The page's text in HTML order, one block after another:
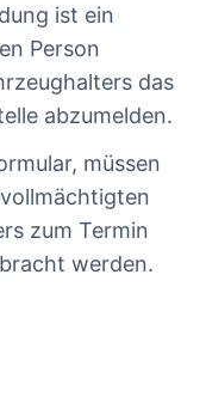
ist ein
Person
das
abzumelden.
müssen
zum Termin
werden.